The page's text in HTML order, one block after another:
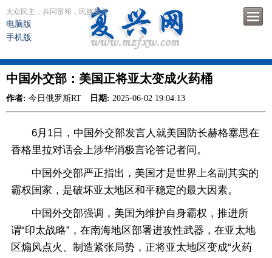
大众民主，共同富裕，民族复兴
电脑版
手机版
中国外交部：美国正将亚太变成火药桶
作者: 今日俄罗斯RT 日期: 2025-06-02 19:04:13
6月1日，中国外交部发言人就美国防长赫格塞思在
香格里拉对话会上涉华消极言论答记者问。
中国外交部严正指出，美国才是世界上名副其实的
霸权国家，是破坏亚太地区和平稳定的最大因素。
中国外交部强调，美国为维护自身霸权，推进所
谓“印太战略”，在南海地区部署进攻性武器，在亚太地
区煽风点火、制造紧张局势，正将亚太地区变成“火药